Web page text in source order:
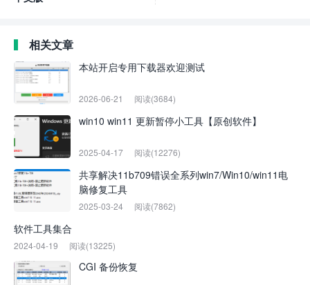
相关文章
本站开启专用下载器欢迎测试
2026-06-21 阅读(3684)
win10 win11 更新暂停小工具【原创软件】
2025-04-17 阅读(12276)
共享解决11b709错误全系列win7/Win10/win11电
脑修复工具
2025-03-24 阅读(7862)
软件工具集合
2024-04-19 阅读(13225)
CGI 备份恢复